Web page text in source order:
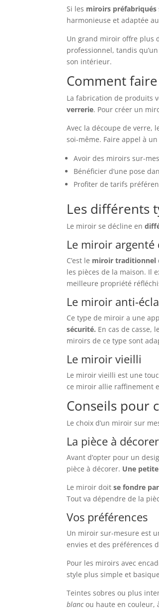
Si les miroirs préfabriqués
harmonieuse et adaptée
Un grand miroir offre plus
professionnel, tandis
son intérieur.
Comment
La fabrication de produits
verrerie. Pour créer un
Avec la découpe de verre,
soi-même. Faire appel à un
Avoir des miroirs sur-
Bénéficier d’une pose
Profiter de tarifs
Les différents
Le miroir se décline en
Le miroir argenté
C’est le miroir traditionnel
les pièces de la maison. Il
meilleure propriété
Le miroir anti-
Ce type de miroir a une
sécurité. En cas de casse,
miroirs de ce type sont
Le miroir vieilli
Le miroir vieilli est une
ce miroir allie raffinement
Conseils pour
Le choix d’un miroir sur
La pièce à décorer
Avant d’opter pour un
pièce à décorer. Une
Le miroir doitse fondre
Tout va dépendre de la
Vos préférences
Un miroir sur-mesure est
envies et des préférences
Pour les miroirs avec
style plus simple et
Teintes sobres ou plus
blancou haute en couleur,